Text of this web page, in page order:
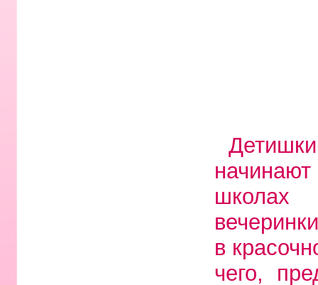
школах
в
чего,